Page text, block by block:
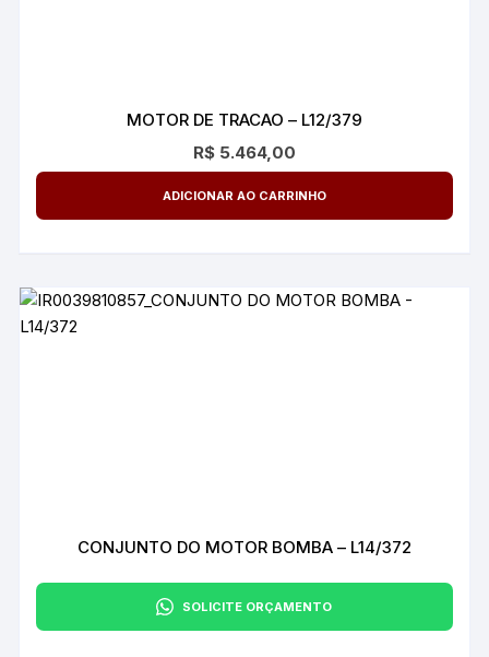
MOTOR DE TRACAO – L12/379
R$5.464,00
ADICIONAR AO CARRINHO
CONJUNTO DO MOTOR BOMBA – L14/372
SOLICITE ORÇAMENTO